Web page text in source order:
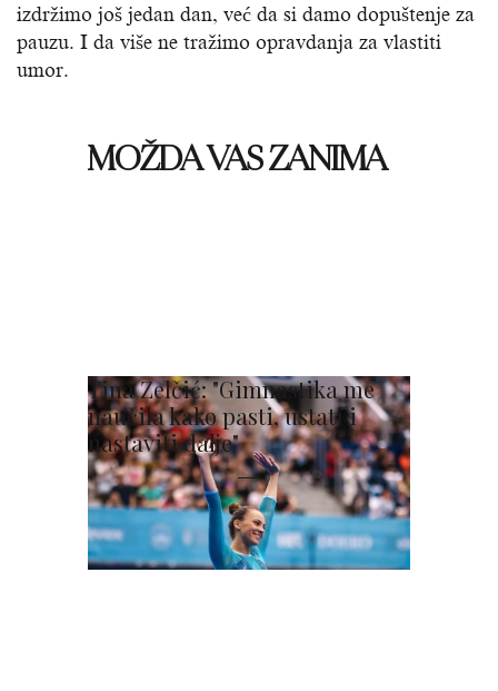
izdržimo još jedan dan, već da si damo dopuštenje za
pauzu. I da više ne tražimo opravdanja za vlastiti
umor.
MOŽDA VAS ZANIMA
Tina Zelčić: "Gimnastika me
naučila kako pasti, ustati i
nastaviti dalje"